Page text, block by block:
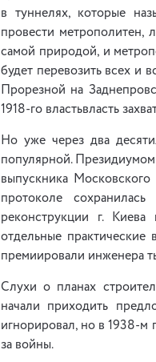
в туннелях, которые
провести метрополитен,
самой природой, и
будет перевозить всех и
Прорезной на
1918-го властьвласть
Но уже через два
популярной. Президиумом
выпускника
протоколе
реконструкции г. Киева
отдельные практические
премиировали инженера
Слухи о планах
начали приходить
игнорировал, но в 1938-м
за войны.